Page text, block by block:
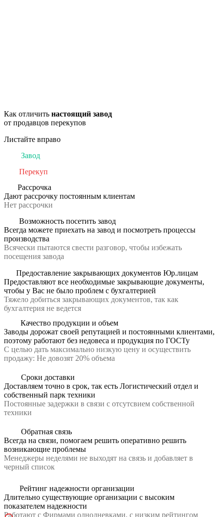
Как отличить настоящий завод
от продавцов перекупов
Листайте вправо
Завод
Перекуп
Рассрочка
Дают рассрочку постоянным клиентам
Нет рассрочки
Возможность посетить завод
Всегда можете приехать на завод и посмотреть процессы
производства
Всячески пытаются свести разговор, чтобы избежать
посещения завода
Предоставление закрывающих документов Юр.лицам
Предоставляют все необходимые закрывающие документы,
чтобы у Вас не было проблем с бухгалтерией
Тяжело добиться закрывающих документов, так как
бухгалтерия не ведется
Качество продукции и объем
Заводы дорожат своей репутацией и постоянными клиентами,
поэтому работают без недовеса и продукция по ГОСТу
С целью дать максимально низкую цену и осуществить
продажу: Не довозят 20% объема
Сроки доставки
Доставляем точно в срок, так есть Логистический отдел и
собственный парк техники
Постоянные задержки в связи с отсутсвием собственной
техники
Обратная связь
Всегда на связи, помогаем решить оперативно решить
возникающие проблемы
Менеджеры неделями не выходят на связь и добавляет в
черный список
Рейтинг надежности организации
Длительно существующие организации с высоким
показателем надежности
Работают с Фирмами однодневками, с низким рейтингом